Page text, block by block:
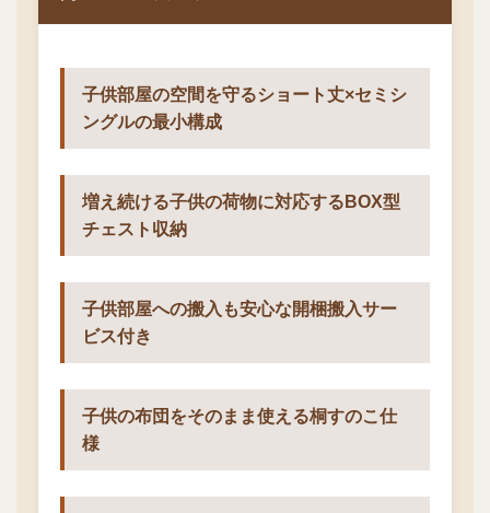
子供部屋の空間を守るショート丈×セミシ
ングルの最小構成
増え続ける子供の荷物に対応するBOX型
チェスト収納
子供部屋への搬入も安心な開梱搬入サー
ビス付き
子供の布団をそのまま使える桐すのこ仕
様